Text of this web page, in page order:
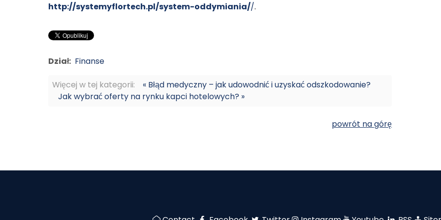
http://systemyflortech.pl/system-oddymiania//.
Dział: Finanse
Więcej w tej kategorii:
« Błąd medyczny – jak udowodnić i uzyskać odszkodowanie?
Jak wybrać oferty na rynku kapci hotelowych? »
powrót na górę